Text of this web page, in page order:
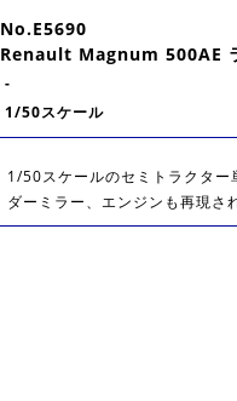
No.E5690
Renault Magnum 500AE
-
1/50スケール
1/50スケールのセミトラクター
ダーミラー、エンジンも再現さ